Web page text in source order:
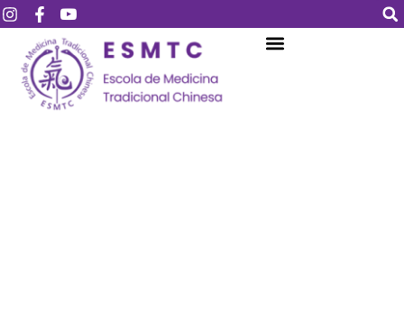
Login Assinar
Login